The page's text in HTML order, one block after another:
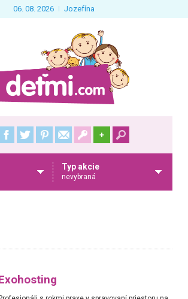
06. 08. 2026 Jozefína
+
Typ akcie
nevybraná